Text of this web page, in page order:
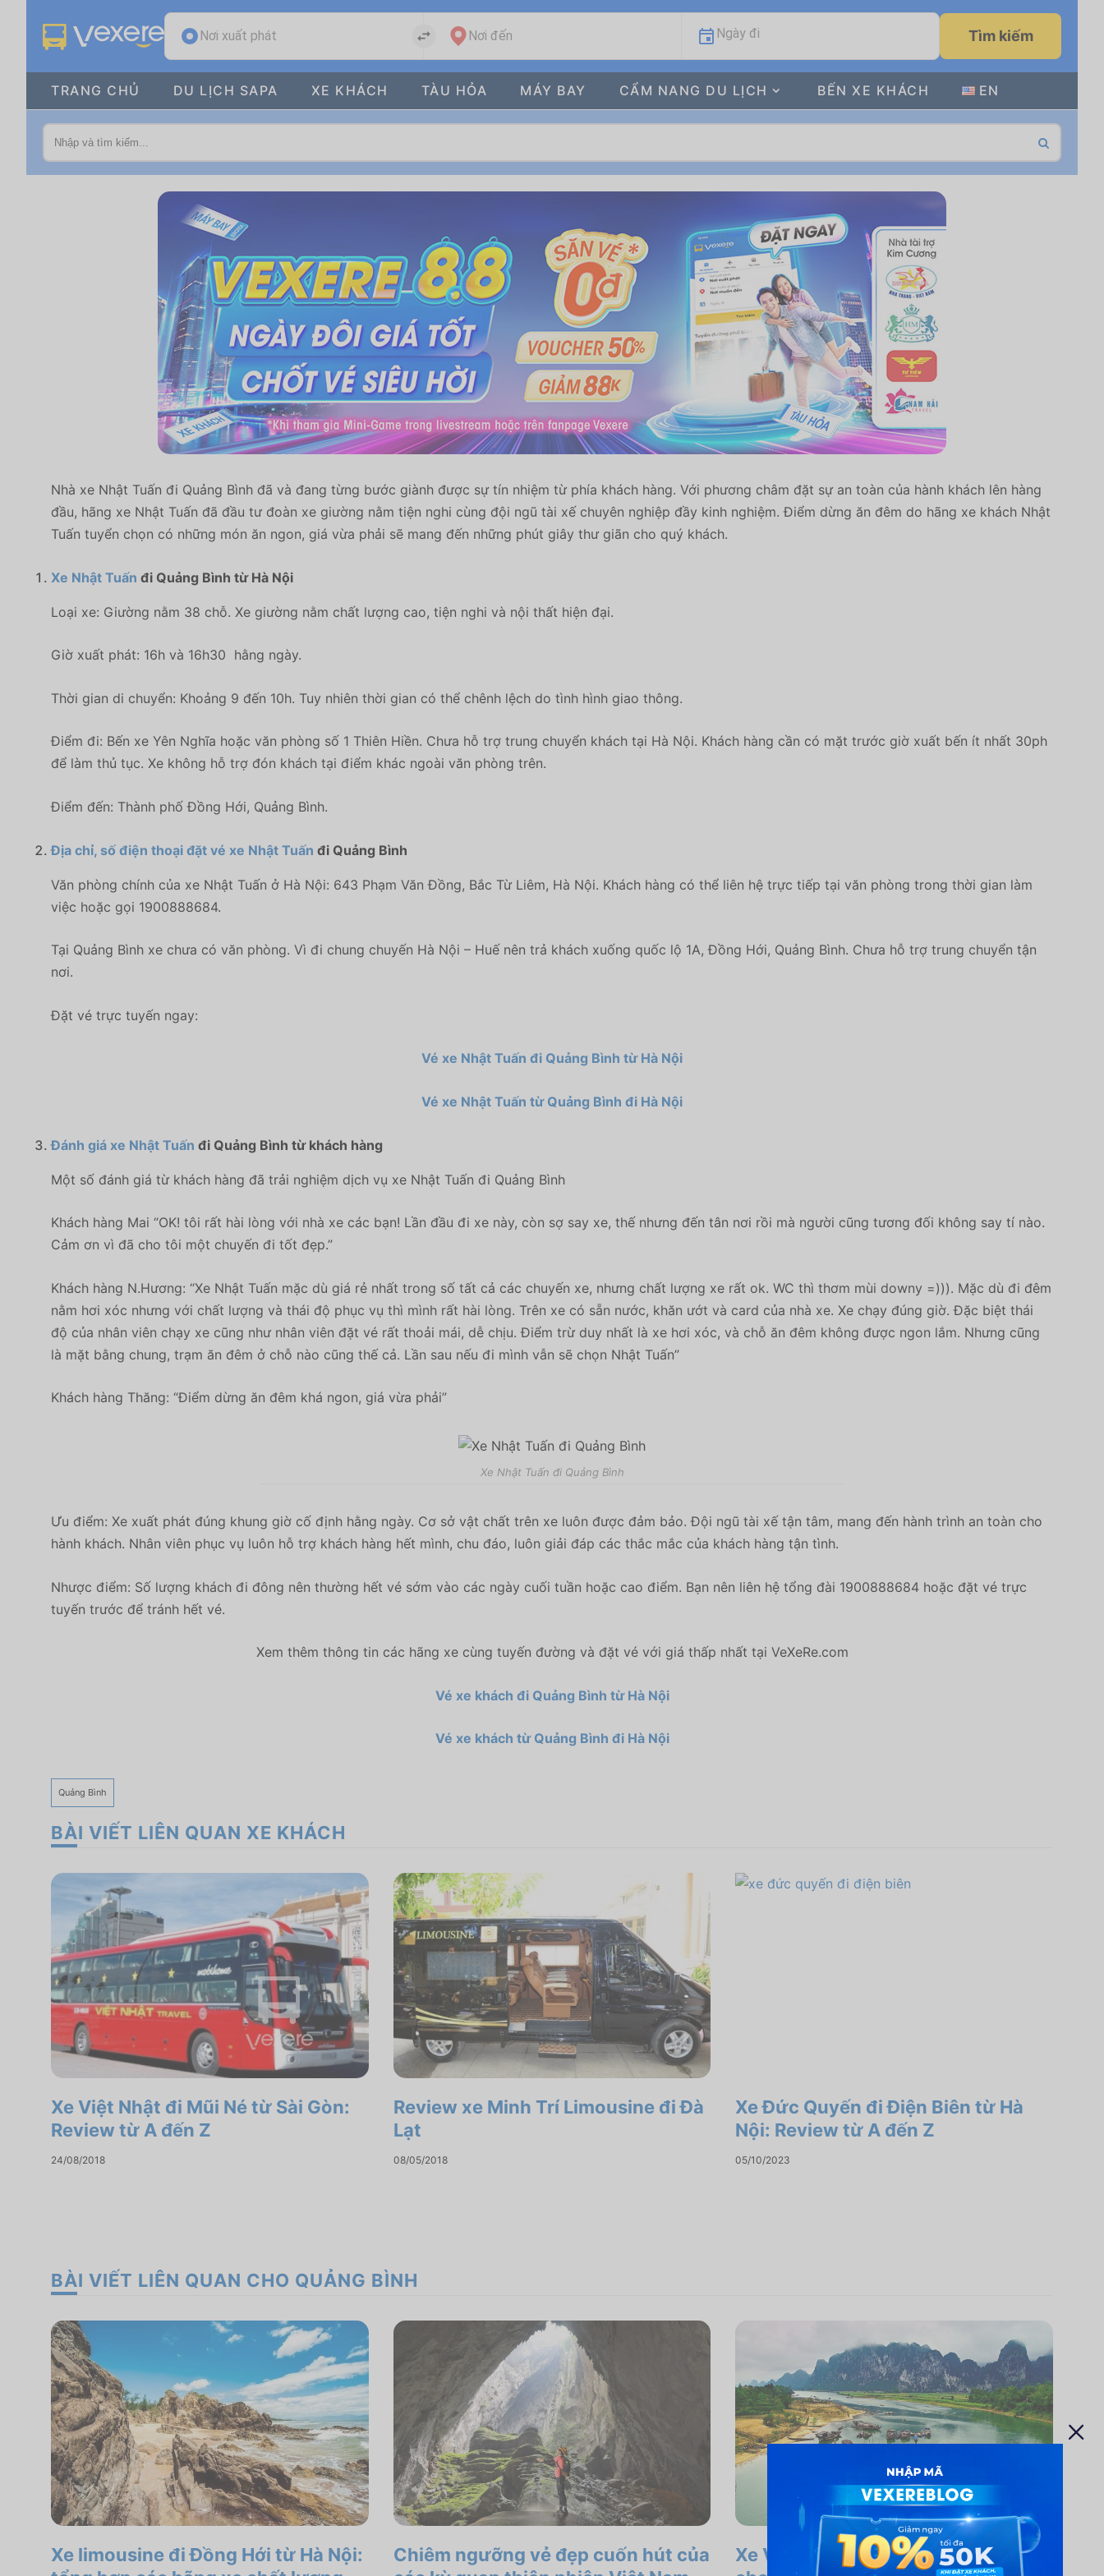
Nơi xuất phát Nơi đến Ngày đi Tìm kiếm
TRANG CHỦ DU LỊCH SAPA XE KHÁCH TÀU HỎA MÁY BAY CẨM NANG DU LỊCH BẾN XE KHÁCH EN
Nhà xe Nhật Tuấn đi Quảng Bình đã và đang từng bước giành được sự tín nhiệm từ phía khách hàng. Với phương châm đặt sự an toàn của hành khách lên hàng
đầu, hãng xe Nhật Tuấn đã đầu tư đoàn xe giường nằm tiện nghi cùng đội ngũ tài xế chuyên nghiệp đầy kinh nghiệm. Điểm dừng ăn đêm do hãng xe khách Nhật
Tuấn tuyển chọn có những món ăn ngon, giá vừa phải sẽ mang đến những phút giây thư giãn cho quý khách.
Xe Nhật Tuấn đi Quảng Bình từ Hà Nội
Loại xe: Giường nằm 38 chỗ. Xe giường nằm chất lượng cao, tiện nghi và nội thất hiện đại.
Giờ xuất phát: 16h và 16h30 hằng ngày.
Thời gian di chuyển: Khoảng 9 đến 10h. Tuy nhiên thời gian có thể chênh lệch do tình hình giao thông.
Điểm đi: Bến xe Yên Nghĩa hoặc văn phòng số 1 Thiên Hiền. Chưa hỗ trợ trung chuyển khách tại Hà Nội. Khách hàng cần có mặt trước giờ xuất bến ít nhất 30ph
để làm thủ tục. Xe không hỗ trợ đón khách tại điểm khác ngoài văn phòng trên.
Điểm đến: Thành phố Đồng Hới, Quảng Bình.
Địa chỉ, số điện thoại đặt vé xe Nhật Tuấn đi Quảng Bình
Văn phòng chính của xe Nhật Tuấn ở Hà Nội: 643 Phạm Văn Đồng, Bắc Từ Liêm, Hà Nội. Khách hàng có thể liên hệ trực tiếp tại văn phòng trong thời gian làm
việc hoặc gọi 1900888684.
Tại Quảng Bình xe chưa có văn phòng. Vì đi chung chuyến Hà Nội – Huế nên trả khách xuống quốc lộ 1A, Đồng Hới, Quảng Bình. Chưa hỗ trợ trung chuyển tận
nơi.
Đặt vé trực tuyến ngay:
Vé xe Nhật Tuấn đi Quảng Bình từ Hà Nội
Vé xe Nhật Tuấn từ Quảng Bình đi Hà Nội
Đánh giá xe Nhật Tuấn đi Quảng Bình từ khách hàng
Một số đánh giá từ khách hàng đã trải nghiệm dịch vụ xe Nhật Tuấn đi Quảng Bình
Khách hàng Mai “OK! tôi rất hài lòng với nhà xe các bạn! Lần đầu đi xe này, còn sợ say xe, thế nhưng đến tân nơi rồi mà người cũng tương đối không say tí nào.
Cảm ơn vì đã cho tôi một chuyến đi tốt đẹp.”
Khách hàng N.Hương: “Xe Nhật Tuấn mặc dù giá rẻ nhất trong số tất cả các chuyến xe, nhưng chất lượng xe rất ok. WC thì thơm mùi downy =))). Mặc dù đi đêm
nằm hơi xóc nhưng với chất lượng và thái độ phục vụ thì mình rất hài lòng. Trên xe có sẵn nước, khăn ướt và card của nhà xe. Xe chạy đúng giờ. Đặc biệt thái
độ của nhân viên chạy xe cũng như nhân viên đặt vé rất thoải mái, dễ chịu. Điểm trừ duy nhất là xe hơi xóc, và chỗ ăn đêm không được ngon lắm. Nhưng cũng
là mặt bằng chung, trạm ăn đêm ở chỗ nào cũng thế cả. Lần sau nếu đi mình vẫn sẽ chọn Nhật Tuấn”
Khách hàng Thăng: “Điểm dừng ăn đêm khá ngon, giá vừa phải”
Xe Nhật Tuấn đi Quảng Bình
Ưu điểm: Xe xuất phát đúng khung giờ cố định hằng ngày. Cơ sở vật chất trên xe luôn được đảm bảo. Đội ngũ tài xế tận tâm, mang đến hành trình an toàn cho
hành khách. Nhân viên phục vụ luôn hỗ trợ khách hàng hết mình, chu đáo, luôn giải đáp các thắc mắc của khách hàng tận tình.
Nhược điểm: Số lượng khách đi đông nên thường hết vé sớm vào các ngày cuối tuần hoặc cao điểm. Bạn nên liên hệ tổng đài 1900888684 hoặc đặt vé trực
tuyến trước để tránh hết vé.
Xem thêm thông tin các hãng xe cùng tuyến đường và đặt vé với giá thấp nhất tại VeXeRe.com
Vé xe khách đi Quảng Bình từ Hà Nội
Vé xe khách từ Quảng Bình đi Hà Nội
Quảng Bình
BÀI VIẾT LIÊN QUAN XE KHÁCH
Xe Việt Nhật đi Mũi Né từ Sài Gòn:
Review từ A đến Z
24/08/2018
Review xe Minh Trí Limousine đi Đà
Lạt
08/05/2018
Xe Đức Quyến đi Điện Biên từ Hà
Nội: Review từ A đến Z
05/10/2023
BÀI VIẾT LIÊN QUAN CHO QUẢNG BÌNH
Xe limousine đi Đồng Hới từ Hà Nội:
Chiêm ngưỡng vẻ đẹp cuốn hút của
Xe Vân Đồn đi Quảng Bình: tư vấn